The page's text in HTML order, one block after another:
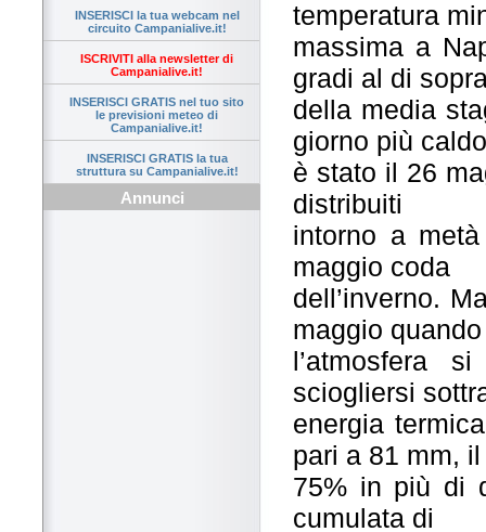
INSERISCI la tua webcam nel
circuito Campanialive.it!
ISCRIVITI alla newsletter di
Campanialive.it!
INSERISCI GRATIS nel tuo sito
le previsioni meteo di
Campanialive.it!
INSERISCI GRATIS la tua
struttura su Campanialive.it!
Annunci
temperatura
massima a
gradi al di
della media
giorno più caldo
è stato il 26
distribuiti
intorno a
maggio coda
dell’inverno.
maggio quando
l’atmosfera
sciogliersi
energia
pari a 81 mm, il
75% in più di
cumulata di